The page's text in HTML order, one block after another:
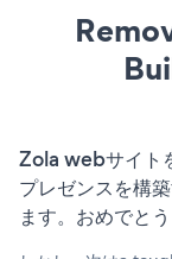
Zola webサイト
プレゼンスを構
ます。おめでとう